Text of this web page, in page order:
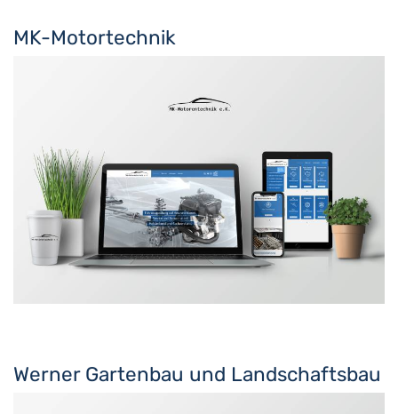
MK-Motortechnik
Werner Gartenbau und Landschaftsbau